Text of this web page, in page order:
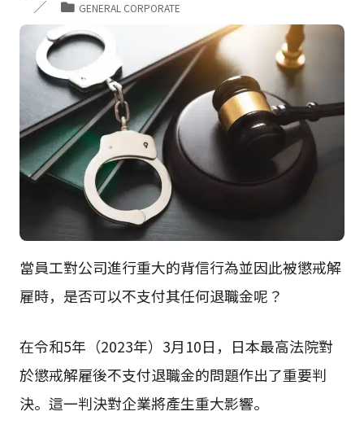
GENERAL CORPORATE
當員工對公司進行重大的背信行為並因此被懲戒解
雇時，是否可以不支付其任何退職金呢？
在令和5年（2023年）3月10日，日本最高法院對
於懲戒解雇後不支付退職金的問題作出了重要判
決。這一判決對企業將產生重大影響。